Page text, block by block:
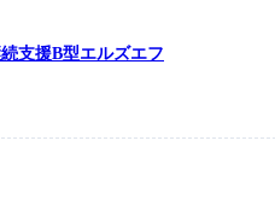
支援B型エルズエフ